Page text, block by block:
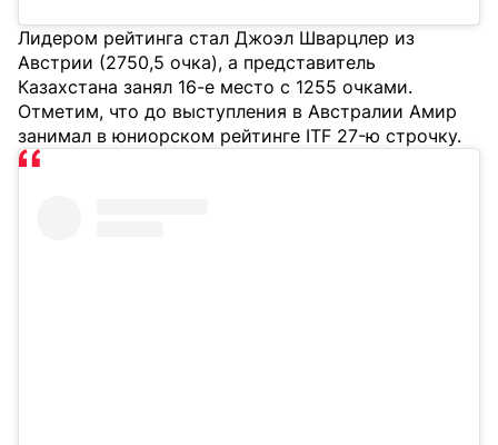
Лидером рейтинга стал Джоэл Шварцлер из
Австрии (2750,5 очка), а представитель
Казахстана занял 16-е место с 1255 очками.
Отметим, что до выступления в Австралии Амир
занимал в юниорском рейтинге ITF 27-ю строчку.